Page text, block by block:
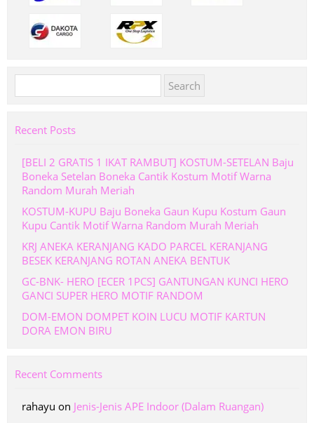
for:
Recent Posts
[BELI 2 GRATIS 1 IKAT RAMBUT] KOSTUM-SETELAN Baju
Boneka Setelan Boneka Cantik Kostum Motif Warna
Random Murah Meriah
KOSTUM-KUPU Baju Boneka Gaun Kupu Kostum Gaun
Kupu Cantik Motif Warna Random Murah Meriah
KRJ ANEKA KERANJANG KADO PARCEL KERANJANG
BESEK KERANJANG ROTAN ANEKA BENTUK
GC-BNK- HERO [ECER 1PCS] GANTUNGAN KUNCI HERO
GANCI SUPER HERO MOTIF RANDOM
DOM-EMON DOMPET KOIN LUCU MOTIF KARTUN
DORA EMON BIRU
Recent Comments
rahayu on Jenis-Jenis APE Indoor (Dalam Ruangan)